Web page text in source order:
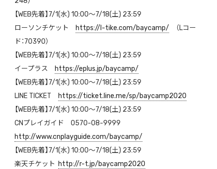
【WEB先着】7/1(水) 10:00～7/18(土) 23:59
ローソンチケット
https://l-tike.com/baycamp/ （Lコー
ド：70390）
【WEB先着】7/1(水) 10:00～7/18(土) 23:59
イープラス
https://eplus.jp/baycamp/
【WEB先着】7/1(水) 10:00～7/18(土) 23:59
LINE TICKET
https://ticket.line.me/sp/baycamp2020
【WEB先着】7/1(水) 10:00～7/18(土) 23:59
CNプレイガイド 0570-08-9999
http://www.cnplayguide.com/baycamp/
【WEB先着】7/1(水) 10:00～7/18(土) 23:59
楽天チケット http://r-t.jp/baycamp2020